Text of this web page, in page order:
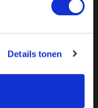
Details tonen